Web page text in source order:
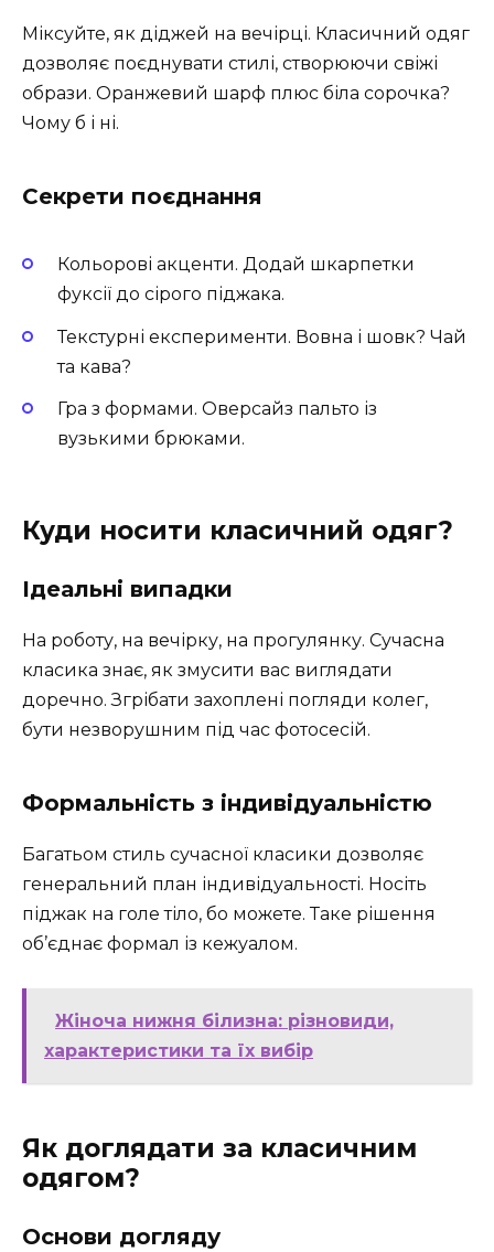
Міксуйте, як діджей на вечірці. Класичний одяг
дозволяє поєднувати стилі, створюючи свіжі
образи. Оранжевий шарф плюс біла сорочка?
Чому б і ні.
Секрети поєднання
Кольорові акценти. Додай шкарпетки
фуксії до сірого піджака.
Текстурні експерименти. Вовна і шовк? Чай
та кава?
Гра з формами. Оверсайз пальто із
вузькими брюками.
Куди носити класичний одяг?
Ідеальні випадки
На роботу, на вечірку, на прогулянку. Сучасна
класика знає, як змусити вас виглядати
доречно. Згрібати захоплені погляди колег,
бути незворушним під час фотосесій.
Формальність з індивідуальністю
Багатьом стиль сучасної класики дозволяє
генеральний план індивідуальності. Носіть
піджак на голе тіло, бо можете. Таке рішення
об’єднає формал із кежуалом.
Жіноча нижня білизна: різновиди,
характеристики та їх вибір
Як доглядати за класичним
одягом?
Основи догляду